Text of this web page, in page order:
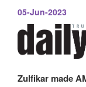
05-Jun-2023
Zulfikar made